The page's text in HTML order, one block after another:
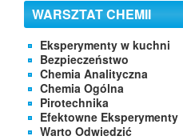
WARSZTAT CHEMII
Eksperymenty w kuchni
Bezpieczeństwo
Chemia Analityczna
Chemia Ogólna
Pirotechnika
Efektowne Eksperymenty
Warto Odwiedzić